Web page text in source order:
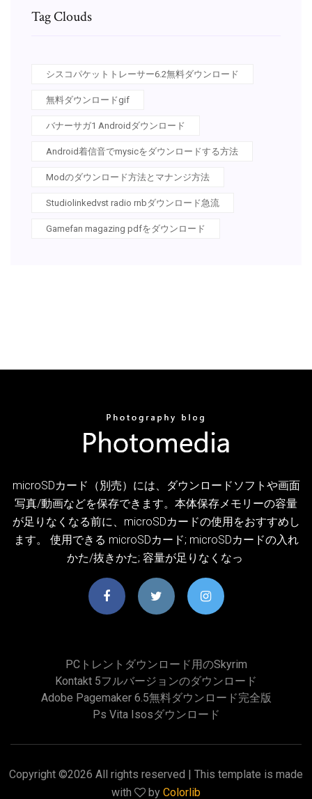
Tag Clouds
シスコパケットトレーサー6.2無料ダウンロード
無料ダウンロードgif
バナーサガ1 Androidダウンロード
Android着信音でmysicをダウンロードする方法
Modのダウンロード方法とマナンジ方法
Studiolinkedvst radio rnbダウンロード急流
Gamefan magazing pdfをダウンロード
microSDカード（別売）には、ダウンロードソフトや画面
写真/動画などを保存できます。本体保存メモリーの容量
が足りなくなる前に、microSDカードの使用をおすすめし
ます。 使用できる microSDカード; microSDカードの入れ
かた/抜きかた; 容量が足りなくなっ
PCトレントダウンロード用のskyrim
Kontakt 5フルバージョンのダウンロード
Adobe Pagemaker 6.5無料ダウンロード完全版
Ps Vita Isosダウンロード
Copyright ©2026 All rights reserved | This template is made
with
by Colorlib